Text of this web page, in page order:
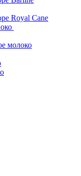
Royal Cane
молоко